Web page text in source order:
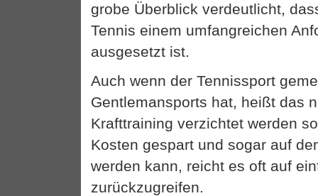
grobe Überblick verdeutlicht,
Tennis einem umfangreichen
ausgesetzt ist.
Auch wenn der Tennissport
Gentlemansports hat, heißt das
Krafttraining verzichtet werden
Kosten gespart und sogar auf
werden kann, reicht es oft auf
zurückzugreifen.